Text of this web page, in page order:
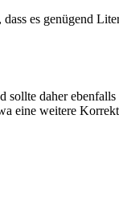
es genügend
sollte daher
eine weitere